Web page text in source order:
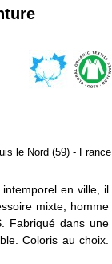
le Nord (59) - France
en ville, il
mixte, homme
Fabriqué dans une
Coloris au choix.